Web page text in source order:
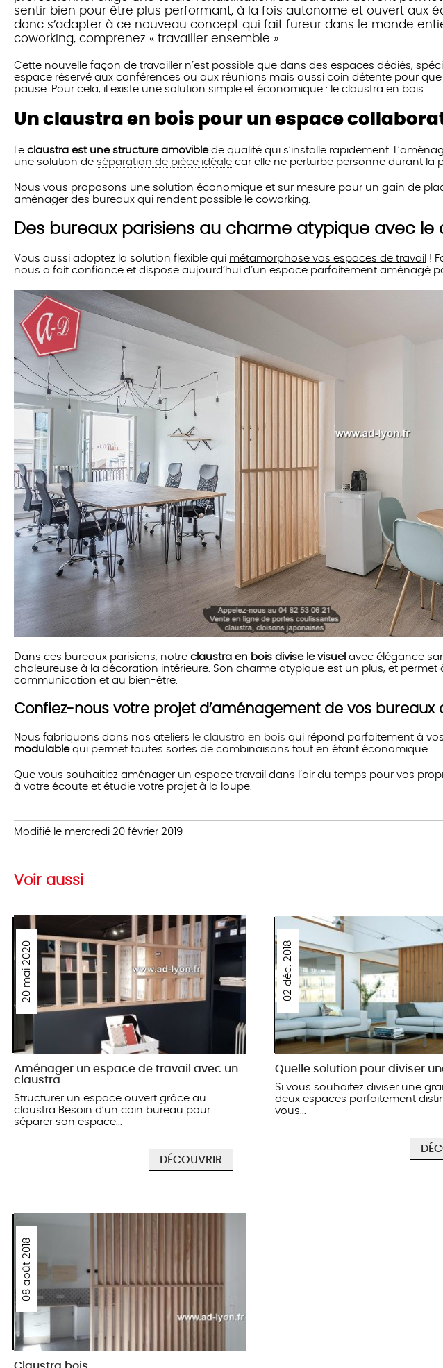
sentir bien pour être plus performant, à la fois autonome et ouvert aux
donc s’adapter à ce nouveau concept qui fait fureur dans le monde
coworking, comprenez « travailler ensemble ».
Cette nouvelle façon de travailler n’est possible que dans des espaces dédiés,
espace réservé aux conférences ou aux réunions mais aussi coin détente pour
pause. Pour cela, il existe une solution simple et économique : le claustra en bois.
Un claustra en bois pour un espace
Le claustra est une structure amoviblede qualité qui s’installe rapidement.
une solution de séparation de pièce idéale car elle ne perturbe personne durant la
Nous vous proposons une solution économique et sur mesure pour un gain de
aménager des bureaux qui rendent possible le coworking.
Des bureaux parisiens au charme atypique avec
Vous aussi adoptez la solution flexible qui métamorphose vos espaces de travail !
nous a fait confiance et dispose aujourd’hui d’un espace parfaitement aménagé
Dans ces bureaux parisiens, notre claustra en bois divise le visuel avec élégance
chaleureuse à la décoration intérieure. Son charme atypique est un plus, et
communication et au bien-être.
Confiez-nous votre projet d’aménagement de vos bureaux
Nous fabriquons dans nos ateliers le claustra en bois qui répond parfaitement à
modulablequi permet toutes sortes de combinaisons tout en étant économique.
Que vous souhaitiez aménager un espace travail dans l’air du temps pour vos
à votre écoute et étudie votre projet à la loupe.
Modifié le mercredi 20 février 2019
Voir aussi
Aménager un espace de travail avec un
claustra
20 mai 2020
Structurer un espace ouvert grâce au
claustra Besoin d’un coin bureau pour
séparer son espace...
DÉCOUVRIR
Quelle solution pour diviser
02 déc. 2018
Si vous souhaitez diviser une
deux espaces parfaitement
vous...
08 août 2018